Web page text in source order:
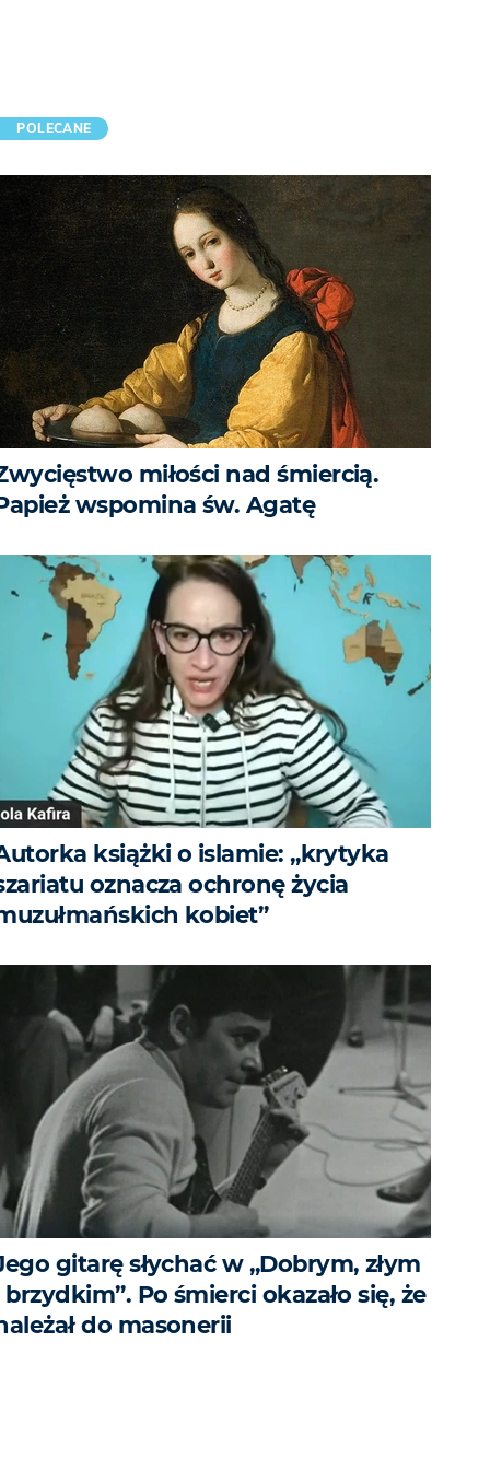
POLECANE
miłości nad śmiercią.
wspomina św. Agatę
książki o islamie: „krytyka
oznacza ochronę życia
kobiet”
gitarę słychać w „Dobrym, złym
brzydkim”. Po śmierci okazało się, że
do masonerii